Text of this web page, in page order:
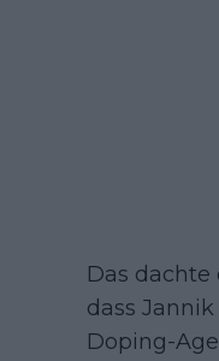
Das
dass
Doping-